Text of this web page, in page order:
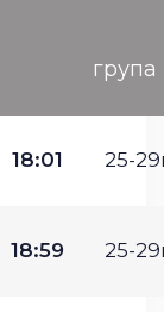
група
18:01 25-
18:59 25-